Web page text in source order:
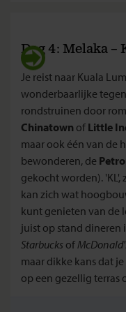
Dag 4: Melaka
Je reist naar Kuala
wonderbaarlijke
rondstruinen door
Chinatown of Little
maar ook één van de
bewonderen, de
gekocht worden).
kan zich wat
kunt genieten van de
juist op stand dineren
Starbucks of
maar dikke kans dat
op een gezellig terras